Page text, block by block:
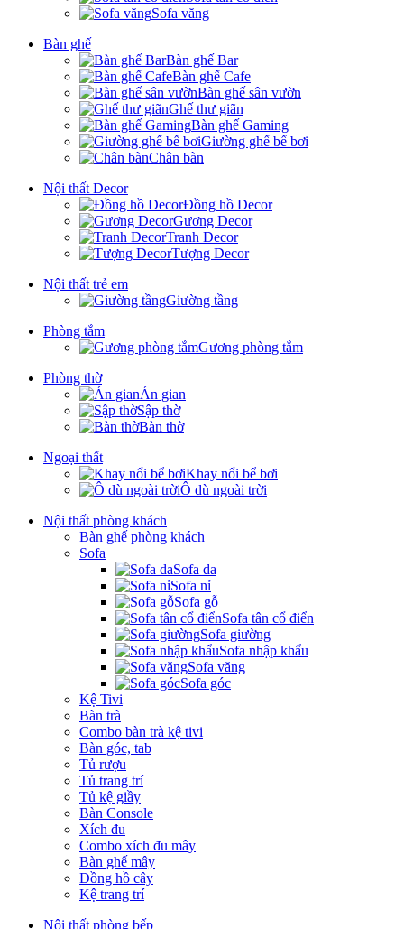
Sofa văng
Bàn ghế
Bàn ghế Bar
Bàn ghế Cafe
Bàn ghế sân vườn
Ghế thư giãn
Bàn ghế Gaming
Giường ghế bể bơi
Chân bàn
Nội thất Decor
Đồng hồ Decor
Gương Decor
Tranh Decor
Tượng Decor
Nội thất trẻ em
Giường tầng
Phòng tắm
Gương phòng tắm
Phòng thờ
Án gian
Sập thờ
Bàn thờ
Ngoại thất
Khay nổi bể bơi
Ô dù ngoài trời
Nội thất phòng khách
Bàn ghế phòng khách
Sofa
Sofa da
Sofa nỉ
Sofa gỗ
Sofa tân cổ điển
Sofa giường
Sofa nhập khẩu
Sofa văng
Sofa góc
Kệ Tivi
Bàn trà
Combo bàn trà kệ tivi
Bàn góc, tab
Tủ rượu
Tủ trang trí
Tủ kệ giầy
Bàn Console
Xích đu
Combo xích đu mây
Bàn ghế mây
Đồng hồ cây
Kệ trang trí
Nội thất phòng bếp